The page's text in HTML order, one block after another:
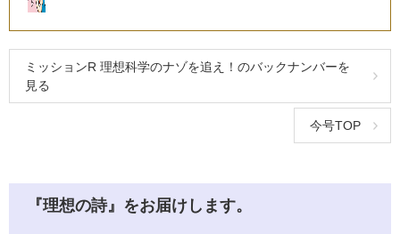
ミッションR 理想科学のナゾを追え！のバックナンバーを
見る
今号TOP
『理想の詩』をお届けします。